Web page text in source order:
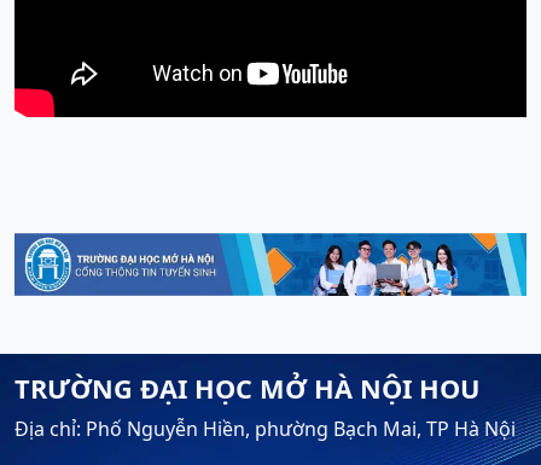
TRƯỜNG ĐẠI HỌC MỞ HÀ NỘI HOU
Địa chỉ: Phố Nguyễn Hiền, phường Bạch Mai, TP Hà Nội